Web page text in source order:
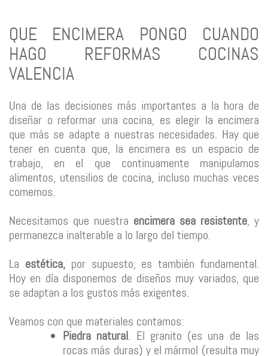
QUE ENCIMERA PONGO CUANDO
HAGO REFORMAS COCINAS
VALENCIA
Una de las decisiones más importantes a la hora de
diseñar o reformar una cocina, es elegir la encimera
que más se adapte a nuestras necesidades. Hay que
tener en cuenta que, la encimera es un espacio de
trabajo, en el que continuamente manipulamos
alimentos, utensilios de cocina, incluso muchas veces
comemos.
Necesitamos que nuestra encimera sea resistente, y
permanezca inalterable a lo largo del tiempo.
La estética,por supuesto, es también fundamental.
Hoy en día disponemos de diseños muy variados, que
se adaptan a los gustos más exigentes.
Veamos con que materiales contamos:
Piedra natural. El granito (es una de las
rocas más duras) y el mármol (resulta muy